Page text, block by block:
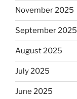
November 2025
September 2025
August 2025
July 2025
June 2025